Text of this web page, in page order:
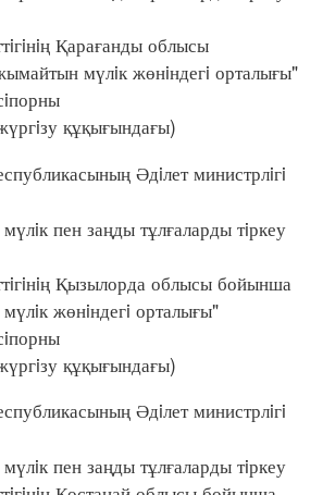
Қарағанды облысы
мүлiк жөнiндегi орталығы"
құқығындағы)
Әдiлет министрлiгi
пен заңды тұлғаларды тiркеу
Қызылорда облысы бойынша
жөнiндегi орталығы"
құқығындағы)
Әдiлет министрлiгi
пен заңды тұлғаларды тiркеу